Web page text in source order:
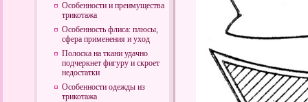
Особенности и преимущества
трикотажа
Особенность флиса: плюсы,
сфера применения и уход
Полоска на ткани удачно
подчеркнет фигуру и скроет
недостатки
Особенности одежды из
трикотажа